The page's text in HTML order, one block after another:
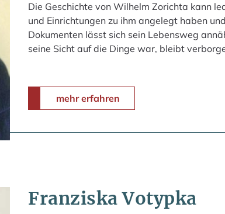
Die Geschichte von Wilhelm Zorichta kann
und Einrichtungen zu ihm angelegt haben
Dokumenten lässt sich sein Lebensweg
seine Sicht auf die Dinge war, bleibt
mehr erfahren
Franziska Votypka